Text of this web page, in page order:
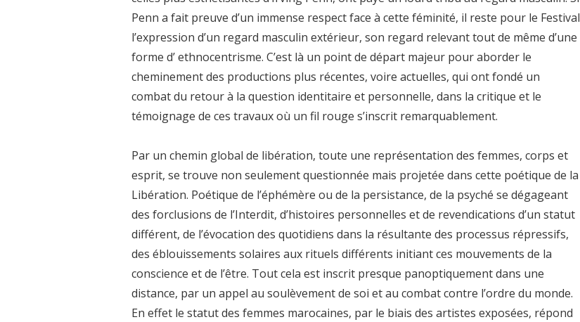
Penn a fait preuve d’un immense respect face à cette féminité, il reste pour le Festival
l’expression d’un regard masculin extérieur, son regard relevant tout de même d’une
forme d’ ethnocentrisme. C’est là un point de départ majeur pour aborder le
cheminement des productions plus récentes, voire actuelles, qui ont fondé un
combat du retour à la question identitaire et personnelle, dans la critique et le
témoignage de ces travaux où un fil rouge s’inscrit remarquablement.
Par un chemin global de libération, toute une représentation des femmes, corps et
esprit, se trouve non seulement questionnée mais projetée dans cette poétique de la
Libération. Poétique de l’éphémère ou de la persistance, de la psyché se dégageant
des forclusions de l’Interdit, d’histoires personnelles et de revendications d’un statut
différent, de l’évocation des quotidiens dans la résultante des processus répressifs,
des éblouissements solaires aux rituels différents initiant ces mouvements de la
conscience et de l’être. Tout cela est inscrit presque panoptiquement dans une
distance, par un appel au soulèvement de soi et au combat contre l’ordre du monde.
En effet le statut des femmes marocaines, par le biais des artistes exposées, répond